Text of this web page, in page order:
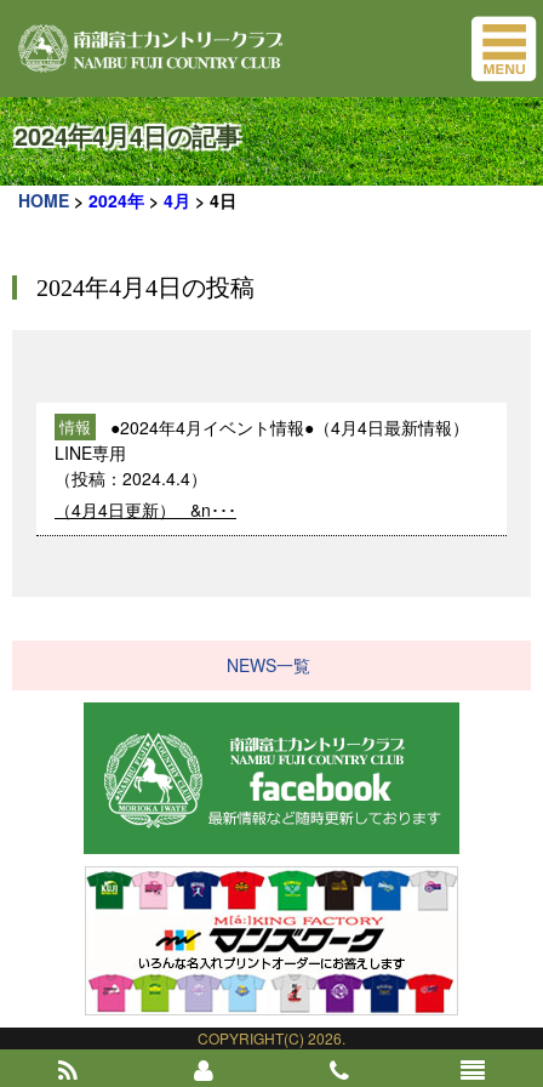
2024年4月4日の記事
HOME > 2024年 > 4月 > 4日
2024年4月4日の投稿
情報
●2024年4月イベント情報●（4月4日最新情報）
LINE専用
（投稿： 2024.4.4）
（4月4日更新） &n･･･
NEWS一覧
COPYRIGHT(C) 2026.
NAMBU FUJI COUNTRY CLUB.
ALL RIGHT RESERVED.